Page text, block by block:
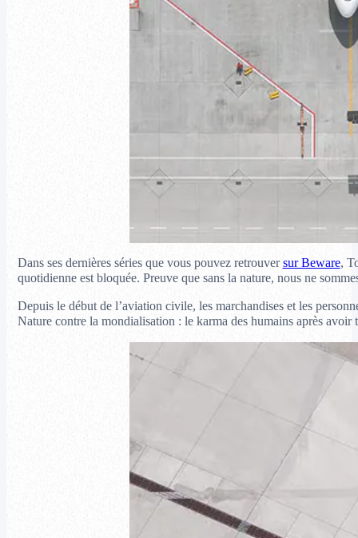
Dans ses dernières séries que vous pouvez retrouversur Beware,
quotidienne est bloquée. Preuve que sans la nature, nous ne
Depuis le début de l’aviation civile, les marchandises et les
Nature contre la mondialisation : le karma des humains après